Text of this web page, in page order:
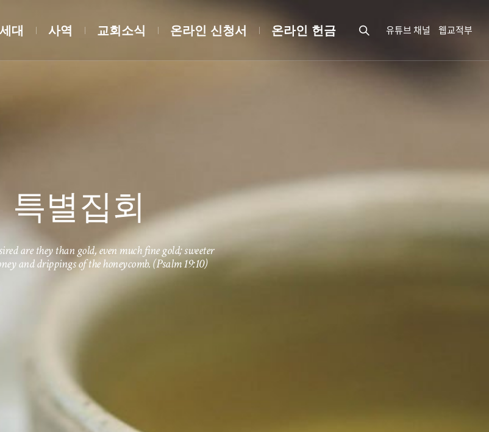
유튜브 채널 웹교적부
대 사역 교회소식 온라인 신청서 온라인 헌금
특별집회
are they than gold, even much fine gold; sweeter
and drippings of the honeycomb. (Psalm 19:10)